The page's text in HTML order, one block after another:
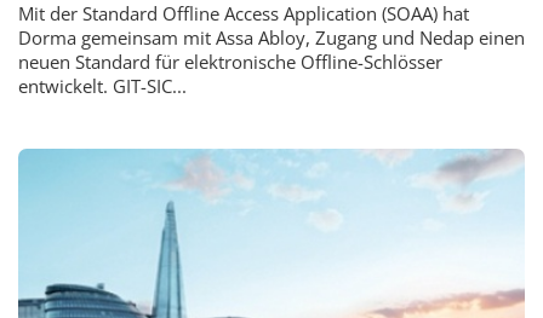
Mit der Standard Offline Access Application (SOAA) hat
Dorma gemeinsam mit Assa Abloy, Zugang und Nedap einen
neuen Standard für elektronische Offline-Schlösser
entwickelt. GIT-SIC...